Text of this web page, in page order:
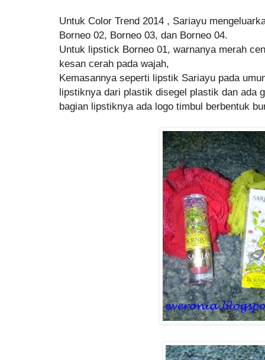
Untuk Color Trend 2014 , Sariayu
Borneo 02, Borneo 03, dan Borneo 04.
Untuk lipstick Borneo 01, warnanya merah
kesan cerah pada wajah,
Kemasannya seperti lipstik Sariayu pada
lipstiknya dari plastik disegel plastik dan ada
bagian lipstiknya ada logo timbul berbentuk